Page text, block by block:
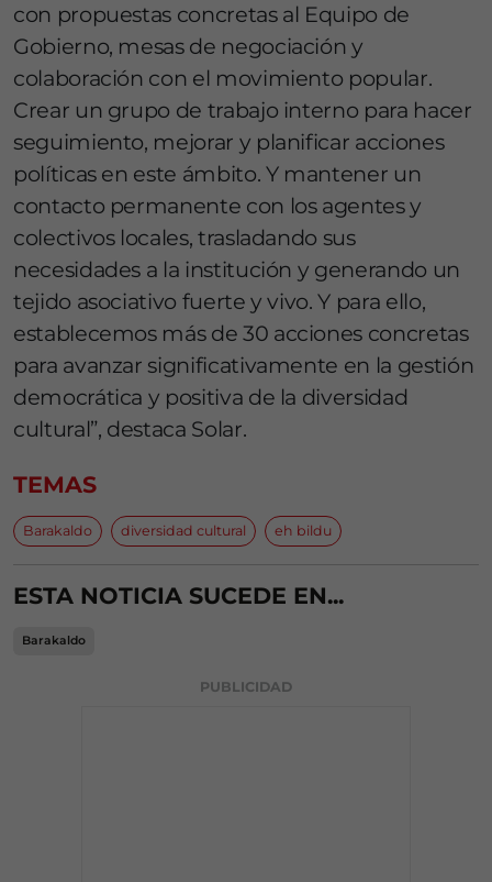
con propuestas concretas al Equipo de
Gobierno, mesas de negociación y
colaboración con el movimiento popular.
Crear un grupo de trabajo interno para hacer
seguimiento, mejorar y planificar acciones
políticas en este ámbito. Y mantener un
contacto permanente con los agentes y
colectivos locales, trasladando sus
necesidades a la institución y generando un
tejido asociativo fuerte y vivo. Y para ello,
establecemos más de 30 acciones concretas
para avanzar significativamente en la gestión
democrática y positiva de la diversidad
cultural”, destaca Solar.
TEMAS
Barakaldo diversidad cultural eh bildu
ESTA NOTICIA SUCEDE EN...
Barakaldo
PUBLICIDAD